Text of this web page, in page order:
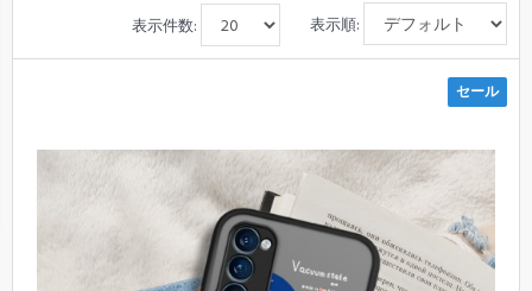
表示順:
表示件数:
セール